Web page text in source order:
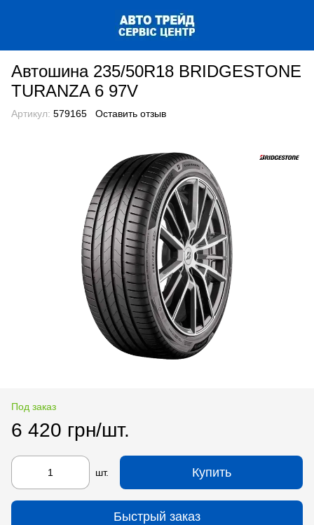
Автошина 235/50R18 BRIDGESTONE
TURANZA 6 97V
Артикул: 579165 Оставить отзыв
Под заказ
6 420 грн/шт.
шт. Купить
Быстрый заказ